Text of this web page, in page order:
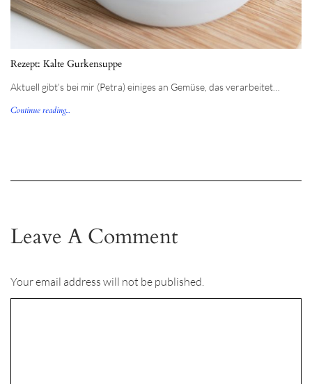
Rezept: Kalte Gurkensuppe
Aktuell gibt’s bei mir (Petra) einiges an Gemüse, das verarbeitet…
Continue reading...
Leave A Comment
Your email address will not be published.